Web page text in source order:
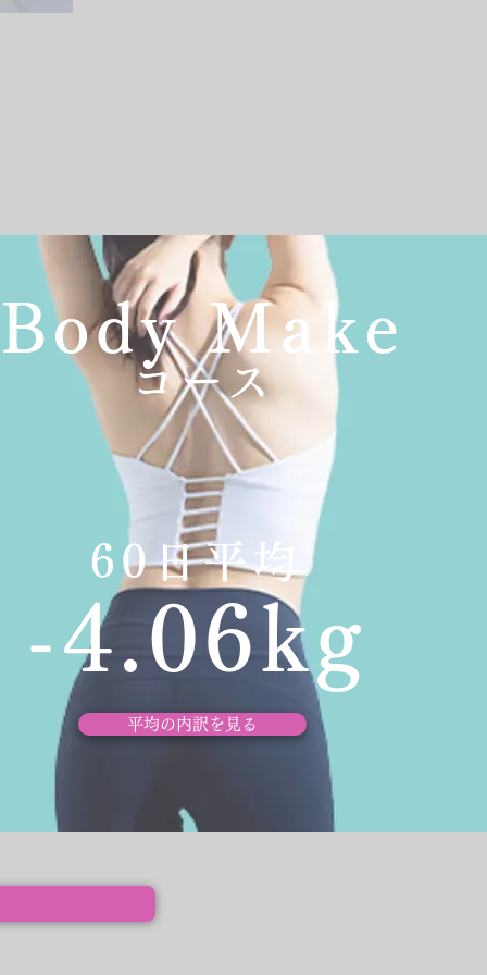
Body Make
​コース
60日平均
-4.06kg
平均の内訳を見る